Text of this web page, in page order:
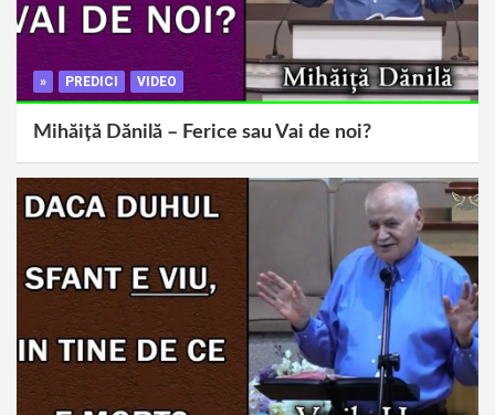
» PREDICI VIDEO
Mihăiță Dănilă – Ferice sau Vai de noi?